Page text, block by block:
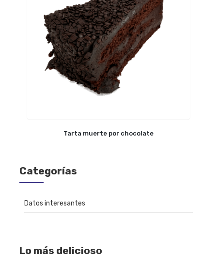
Tarta muerte por chocolate
Categorías
Datos interesantes
Lo más delicioso